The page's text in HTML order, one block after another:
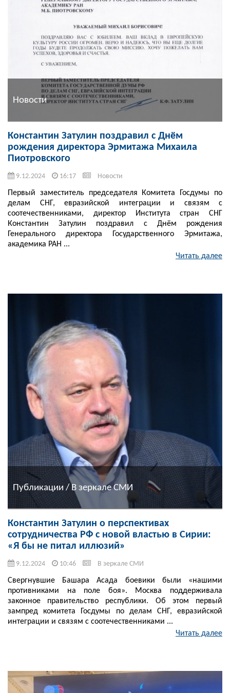
Новости
Константин Затулин поздравил с Днём
рождения директора Эрмитажа Михаила
Пиотровского
9.12.2024 16:17 Новости
Первый заместитель председателя Комитета Госдумы по
делам СНГ, евразийской интеграции и связям с
соотечественниками, директор Института стран СНГ
Константин Затулин поздравил с Днём рождения
Генерального директора Государственного Эрмитажа,
академика РАН ...
Читать далее
Публикации / В зеркале СМИ
Константин Затулин о перспективах
сотрудничества РФ с новой властью в Сирии:
«Я бы не питал иллюзий»
9.12.2024 10:46 В зеркале СМИ
Свергнувшие Башара Асада боевики были «нашими
противниками на поле боя». Москва поддерживала
законное правительство республики. Об этом первый
зампред комитета Госдумы по делам СНГ, евразийской
интеграции и связям с соотечественниками ...
Читать далее